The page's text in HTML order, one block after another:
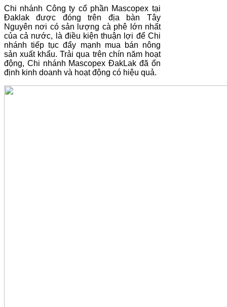
Chi nhánh Công ty cổ phần Mascopex tại
Đaklak được đóng trên địa bàn Tây
Nguyên nơi có sản lượng cà phê lớn nhất
của cả nước, là điều kiện thuận lợi để Chi
nhánh tiếp tục đẩy mạnh mua bán nông
sản xuất khẩu. Trải qua trên chín năm hoạt
động, Chi nhánh Mascopex ĐakLak đã ổn
định kinh doanh và hoạt động có hiệu quả.